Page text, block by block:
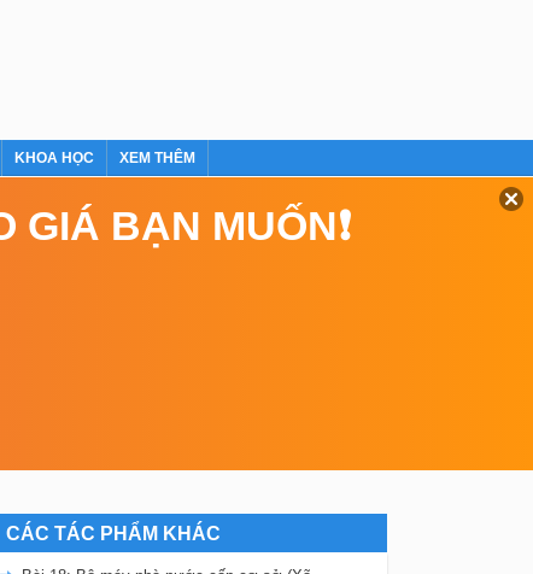
KHOA HỌC XEM THÊM
BẠN MUỐN❗
CÁC TÁC PHẨM KHÁC